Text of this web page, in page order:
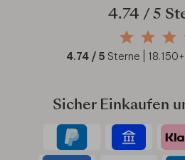
4.74/ 5
4.74 / 5 Sterne | 18.150
Sicher Einkaufen